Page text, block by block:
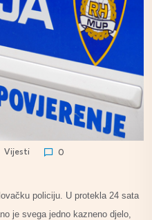
Vijesti 0
policiju. U protekla 24 sata
je svega jedno kazneno djelo,